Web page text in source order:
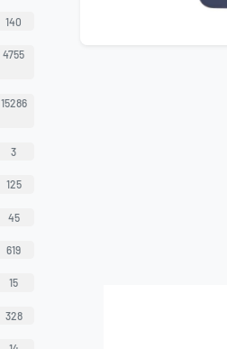
140
4755
15286
3
125
45
619
15
328